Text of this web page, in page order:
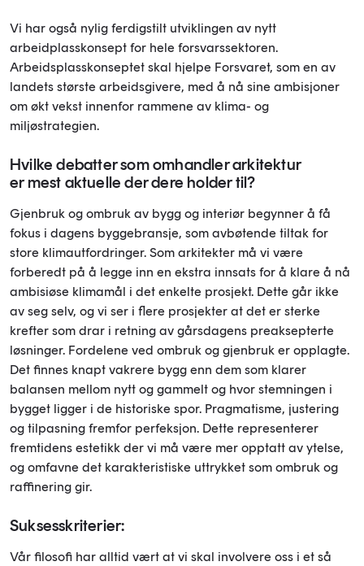
Vi har også nylig ferdigstilt utviklingen av nytt
arbeidplasskonsept for hele forsvarssektoren.
Arbeidsplasskonseptet skal hjelpe Forsvaret, som en av
landets største arbeidsgivere, med å nå sine ambisjoner
om økt vekst innenfor rammene av klima- og
miljøstrategien.
Hvilke debatter som omhandler arkitektur
er mest aktuelle der dere holder til?
Gjenbruk og ombruk av bygg og interiør begynner å få
fokus i dagens byggebransje, som avbøtende tiltak for
store klimautfordringer. Som arkitekter må vi være
forberedt på å legge inn en ekstra innsats for å klare å nå
ambisiøse klimamål i det enkelte prosjekt. Dette går ikke
av seg selv, og vi ser i flere prosjekter at det er sterke
krefter som drar i retning av gårsdagens preaksepterte
løsninger. Fordelene ved ombruk og gjenbruk er opplagte.
Det finnes knapt vakrere bygg enn dem som klarer
balansen mellom nytt og gammelt og hvor stemningen i
bygget ligger i de historiske spor. Pragmatisme, justering
og tilpasning fremfor perfeksjon. Dette representerer
fremtidens estetikk der vi må være mer opptatt av ytelse,
og omfavne det karakteristiske uttrykket som ombruk og
raffinering gir.
Suksesskriterier:
Vår filosofi har alltid vært at vi skal involvere oss i et så